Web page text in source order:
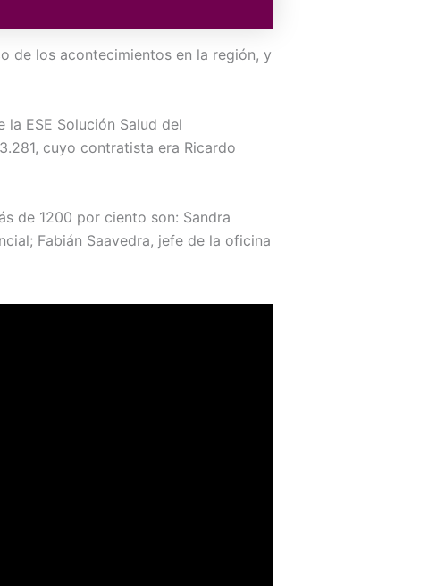
de los acontecimientos en la región, y
ESE Solución Salud del
cuyo contratista era Ricardo
de 1200 por ciento son: Sandra
Fabián Saavedra, jefe de la oficina